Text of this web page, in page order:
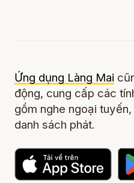
Ứng dụng Làng Mai
động, cung cấp các
gồm nghe ngoại
danh sách phát.